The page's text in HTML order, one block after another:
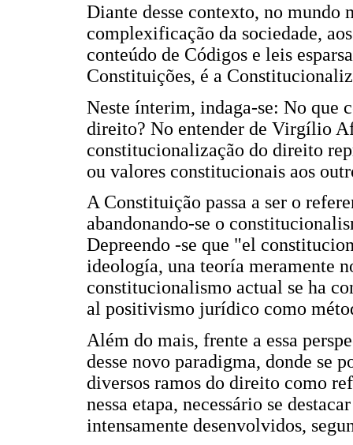
Diante desse contexto, no mundo
complexificação da sociedade,
conteúdo de Códigos e leis
Constituições, é a
Neste ínterim, indaga-se: No que
direito? No entender de Virgílio
constitucionalização do direito
ou valores constitucionais aos
A Constituição passa a ser o
abandonando-se o
Depreendo -se que "el
ideología, una teoría meramente
constitucionalismo actual se ha
al positivismo jurídico como
Além do mais, frente a essa
desse novo paradigma, donde se
diversos ramos do direito como
nessa etapa, necessário se
intensamente desenvolvidos,